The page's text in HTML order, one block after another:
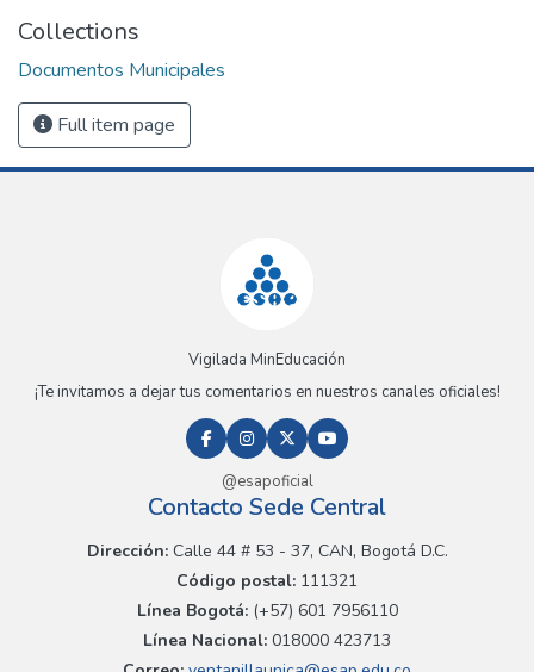
Collections
Documentos Municipales
Full item page
Vigilada MinEducación
¡Te invitamos a dejar tus comentarios en nuestros canales oficiales!
@esapoficial
Contacto Sede Central
Dirección:Calle 44 # 53 - 37, CAN, Bogotá D.C.
Código postal: 111321
Línea Bogotá:(+57) 601 7956110
Línea Nacional: 018000 423713